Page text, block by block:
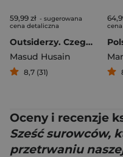
59,99 zł - sugerowana
cena detaliczna
Outsiderzy. Czego pacjenci neurologa nauczyli go o mózgu
Masud Husain
8,7 (31)
Oceny i recenzje
Sześć surowców,
przetrwaniu